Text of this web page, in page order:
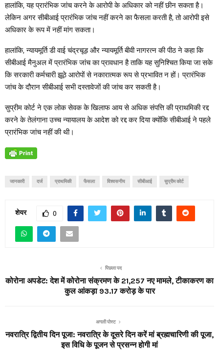
हालांकि, यह प्रारंभिक जांच करने के आरोपी के अधिकार को नहीं छीन सकता है।
लेकिन अगर सीबीआई प्रारंभिक जांच नहीं करने का फैसला करती है, तो आरोपी इसे
अधिकार के रूप में नहीं मांग सकता।
हालांकि, न्यायमूर्ति डी वाई चंद्रचूड़ और न्यायमूर्ति बीवी नागरत्न की पीठ ने कहा कि
सीबीआई मैनुअल में प्रारंभिक जांच का प्रावधान है ताकि यह सुनिश्चित किया जा सके
कि सरकारी कर्मचारी झूठे आरोपों से नकारात्मक रूप से प्रभावित न हों। प्रारंभिक
जांच के दौरान सीबीआई सभी दस्तावेजों की जांच कर सकती है।
सुप्रीम कोर्ट ने एक लोक सेवक के खिलाफ आय से अधिक संपत्ति की प्राथमिकी रद्द
करने के तेलंगाना उच्च न्यायालय के आदेश को रद्द कर दिया क्योंकि सीबीआई ने पहले
प्रारंभिक जांच नहीं की थी।
जानकारी दर्ज प्राथमिकी फैसला विश्वसनीय सीबीआई सुप्रीम कोर्ट
शेयर 0
पिछला पद
कोरोना अपडेट: देश में कोरोना संक्रमण के 21,257 नए मामले, टीकाकरण का
कुल आंकड़ा 93.17 करोड़ के पार
अगली पोस्ट
नवरात्रि द्वितीय दिन पूजा: नवरात्रि के दूसरे दिन करें मां ब्रह्मचारिणी की पूजा,
इस विधि के पूजन से प्रसन्न होगी मां